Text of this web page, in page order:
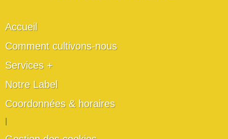
Accueil
Comment cultivons-nous
Services +
Notre Label
Coordonnées & horaires